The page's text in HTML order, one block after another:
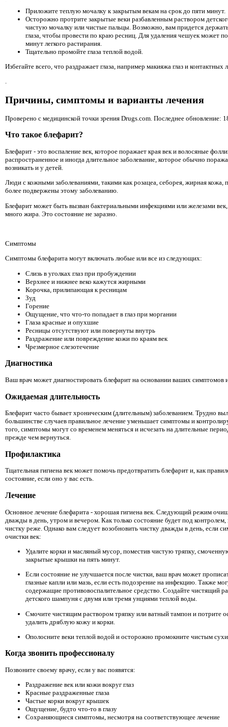
Приложите теплую мочалку к закрытым векам на срок до пяти минут.
Осторожно протрите закрытые веки разбавленным раствором
чистую мочалку или чистые пальцы. Возможно, вам придется
глаза, чтобы провести по краю ресниц. Для удаления чешуек может
минут легкого растирания.
Тщательно промойте глаза теплой водой.
Избегайте всего, что раздражает глаза, например макияжа глаз и контактных
.
Причины, симптомы и варианты лечения
Проверено с медицинской точки зрения Drugs.com. Последнее обновление:
Что такое блефарит?
Блефарит - это воспаление век, которое поражает края век и волосяные
распространенное и иногда длительное заболевание, которое обычно
возникать и у детей.
Люди с кожными заболеваниями, такими как розацеа, себорея, жирная кожа,
более подвержены этому заболеванию.
Блефарит может быть вызван бактериальными инфекциями или железами
много жира. Это состояние не заразно.
Симптомы
Симптомы блефарита могут включать любые или все из следующих:
Слизь в уголках глаз при пробуждении
Верхнее и нижнее веко кажутся жирными
Корочка, прилипающая к ресницам
Зуд
Горение
Ощущение, что что-то попадает в глаз при моргании
Глаза красные и опухшие
Ресницы отсутствуют или повернуты внутрь
Раздражение или повреждение кожи по краям век
Чрезмерное слезотечение
Диагностика
Ваш врач может диагностировать блефарит на основании ваших симптомов
Ожидаемая длительность
Блефарит часто бывает хроническим (длительным) заболеванием. Трудно
большинстве случаев правильное лечение уменьшает симптомы и
того, симптомы могут со временем меняться и исчезать на длительные
прежде чем вернуться.
Профилактика
Тщательная гигиена век может помочь предотвратить блефарит и, как
состояние, если оно у вас есть.
Лечение
Основное лечение блефарита - хорошая гигиена век. Следующий режим
дважды в день, утром и вечером. Как только состояние будет под
чистку реже. Однако вам следует возобновить чистку дважды в день, если
очистки век:
Удалите корки и масляный мусор, поместив чистую тряпку,
закрытые крышки на пять минут.
Если состояние не улучшается после чистки, ваш врач может
глазные капли или мазь, если есть подозрение на инфекцию. Также
содержащие противовоспалительное средство. Создайте чистящий
детского шампуня с двумя или тремя унциями теплой воды.
Смочите чистящим раствором тряпку или ватный тампон и потрите
удалить дряблую кожу и корки.
Ополосните веки теплой водой и осторожно промокните чистым
Когда звонить профессионалу
Позвоните своему врачу, если у вас появятся:
Раздражение век или кожи вокруг глаз
Красные раздраженные глаза
Частые корки вокруг крышек
Ощущение, будто что-то в глазу
Сохраняющиеся симптомы, несмотря на соответствующее лечение